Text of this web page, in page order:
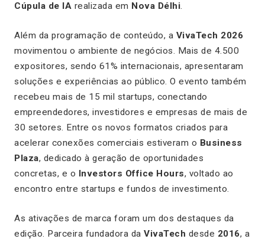
Cúpula de IA realizada em Nova Délhi.
Além da programação de conteúdo, a VivaTech 2026
movimentou o ambiente de negócios. Mais de 4.500
expositores, sendo 61% internacionais, apresentaram
soluções e experiências ao público. O evento também
recebeu mais de 15 mil startups, conectando
empreendedores, investidores e empresas de mais de
30 setores. Entre os novos formatos criados para
acelerar conexões comerciais estiveram o Business
Plaza, dedicado à geração de oportunidades
concretas, e o Investors Office Hours, voltado ao
encontro entre startups e fundos de investimento.
As ativações de marca foram um dos destaques da
edição. Parceira fundadora da VivaTech desde 2016, a